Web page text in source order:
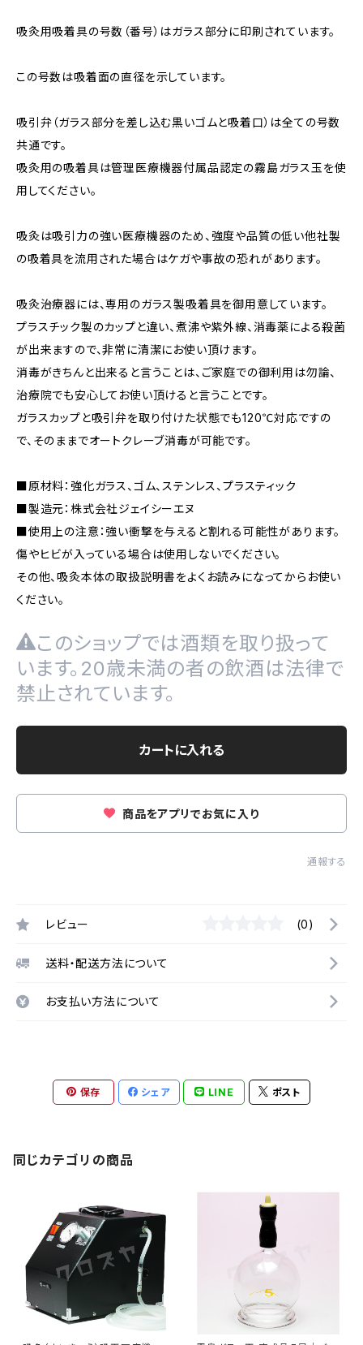
吸灸用吸着具の号数（番号）はガラス部分に印刷されています。
この号数は吸着面の直径を示しています。
吸引弁（ガラス部分を差し込む黒いゴムと吸着口）は全ての号数
共通です。
吸灸用の吸着具は管理医療機器付属品認定の霧島ガラス玉を使
用してください。
吸灸は吸引力の強い医療機器のため、強度や品質の低い他社製
の吸着具を流用された場合はケガや事故の恐れがあります。
吸灸治療器には、専用のガラス製吸着具を御用意しています。
プラスチック製のカップと違い、煮沸や紫外線、消毒薬による殺菌
が出来ますので、非常に清潔にお使い頂けます。
消毒がきちんと出来ると言うことは、ご家庭での御利用は勿論、
治療院でも安心してお使い頂けると言うことです。
ガラスカップと吸引弁を取り付けた状態でも120℃対応ですの
で、そのままでオートクレーブ消毒が可能です。
■原材料：強化ガラス、ゴム、ステンレス、プラスティック
■製造元：株式会社ジェイシーエヌ
■使用上の注意：強い衝撃を与えると割れる可能性があります。
傷やヒビが入っている場合は使用しないでください。
その他、吸灸本体の取扱説明書をよくお読みになってからお使い
ください。
このショップでは酒類を取り扱って
います。20歳未満の者の飲酒は法律で
禁止されています。
カートに入れる
商品をアプリでお気に入り
通報する
レビュー (0)
送料・配送方法について
お支払い方法について
保存 シェア LINE ポスト
同じカテゴリの商品